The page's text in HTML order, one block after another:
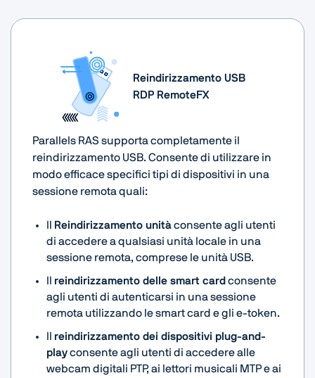
Reindirizzamento USB
RDP RemoteFX
Parallels RAS supporta completamente il
reindirizzamento USB. Consente di utilizzare in
modo efficace specifici tipi di dispositivi in una
sessione remota quali:
Il Reindirizzamento unitàconsente agli utenti
di accedere a qualsiasi unità locale in una
sessione remota, comprese le unità USB.
Il reindirizzamento delle smart cardconsente
agli utenti di autenticarsi in una sessione
remota utilizzando le smart card e gli e-token.
Il reindirizzamento dei dispositivi plug-and-
playconsente agli utenti di accedere alle
webcam digitali PTP, ai lettori musicali MTP e ai